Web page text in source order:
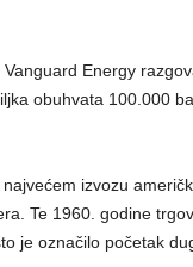
Energy
obuhvata 100.000
izvozu
Te 1960. godine
je označilo početak